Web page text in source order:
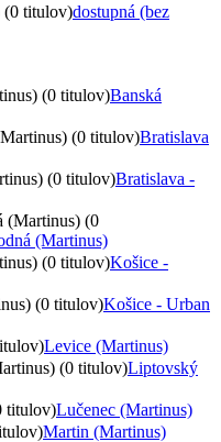
(0 titulov)dostupná (bez
(0 titulov)Banská
(0 titulov)Bratislava
(0 titulov)Bratislava -
(Martinus) (0
(Martinus)
(0 titulov)Košice -
(0 titulov)Košice - Urban
Levice (Martinus)
(0 titulov)Liptovský
titulov)Lučenec (Martinus)
Martin (Martinus)